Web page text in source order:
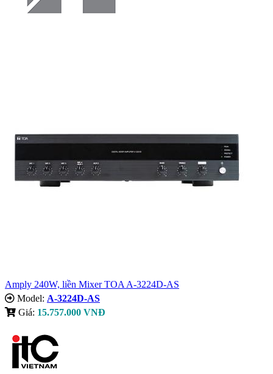
Amply 240W, liền Mixer TOA A-3224D-AS
Model: A-3224D-AS
Giá: 15.757.000 VNĐ